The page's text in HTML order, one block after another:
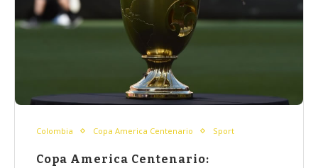
Colombia Copa America Centenario Sport
Copa America Centenario: